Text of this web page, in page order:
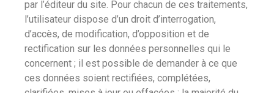
par l’éditeur du site. Pour chacun de ces traitements,
l’utilisateur dispose d’un droit d’interrogation,
d’accès, de modification, d’opposition et de
rectification sur les données personnelles qui le
concernent ; il est possible de demander à ce que
ces données soient rectifiées, complétées,